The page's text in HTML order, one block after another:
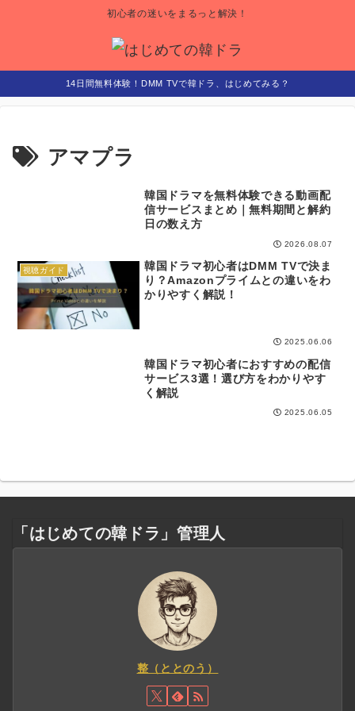
初心者の迷いをまるっと解決！
14日間無料体験！DMM TVで韓ドラ、はじめてみる？
アマプラ
韓国ドラマを無料体験できる動画配
信サービスまとめ｜無料期間と解約
日の数え方
2026.08.07
視聴ガイド
韓国ドラマ初心者はDMM TVで決ま
り？Amazonプライムとの違いをわ
かりやすく解説！
2025.06.06
韓国ドラマ初心者におすすめの配信
サービス3選！選び方をわかりやす
く解説
2025.06.05
「はじめての韓ドラ」管理人
整（ととのう）